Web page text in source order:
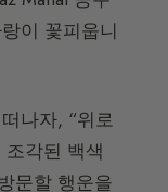
이 꽃피웁니
나자, “위로
조각된 백색
문할 행운을